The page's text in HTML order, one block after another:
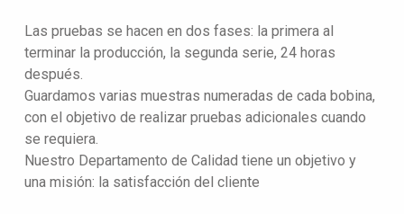
Las pruebas se hacen en dos fases: la primera al
terminar la producción, la segunda serie, 24 horas
después.
Guardamos varias muestras numeradas de cada bobina,
con el objetivo de realizar pruebas adicionales cuando
se requiera.
Nuestro Departamento de Calidad tiene un objetivo y
una misión: la satisfacción del cliente